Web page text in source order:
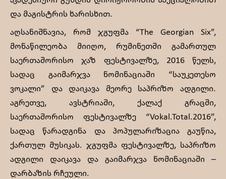
და მაგისტრის ხარისხით.
აღსანიშნავია, რომ ჯგუფმა “The Georgian Siх”,
მონაწილეობა მიიღო, რუმინეთში გამართულ
საერთაშორისო ჯაზ ფესტივალზე, 2016 წელს,
სადაც გაიმარჯვა ნომინაციაში “საუკეთესო
ვოკალი” და დაიკავა მეორე საპრიზო ადგილი.
აგრეთვე, ავსტრიაში, ქალაქ გრაცში,
საერთაშორისო ფესტივალზე “Vokal.Total.2016”,
სადაც წარადგინა და პოპულარიზაცია გაუწია,
ქართულ მუსიკას. ჯგუფმა ფესტივალზე, საპრიზო
ადგილი დაიკავა და გაიმარჯვა ნომინაციაში –
დარბაზის რჩეული.